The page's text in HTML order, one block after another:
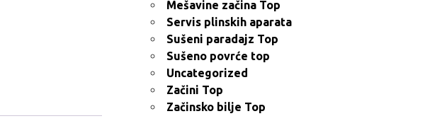
Mešavine začina Top
Servis plinskih aparata
Sušeni paradajz Top
Sušeno povrće top
Uncategorized
Začini Top
Začinsko bilje Top